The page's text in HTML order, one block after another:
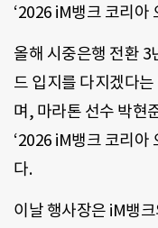
‘2026 iM뱅크 코리아
올해 시중은행 전환
드 입지를 다지겠다
며, 마라톤 선수 박현
‘2026 iM뱅크 코리아
다.
이날 행사장은 iM뱅